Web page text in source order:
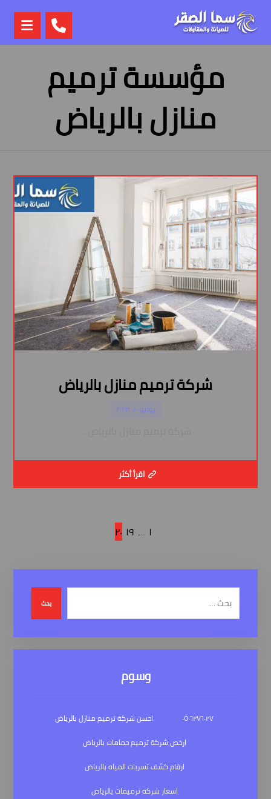
مؤسسة ترميم
منازل بالرياض
شركة ترميم منازل بالرياض
يوليو ١٠, ٢٠٢٣
اقرأ أكثر
١ … ١٩ ٢٠
بحث
وسوم
٠٥٠٦٢٧٦٠٢٧
احسن شركة ترميم منازل بالرياض
ارخص شركة ترميم حمامات بالرياض
ارقام كشف تسربات المياه بالرياض
اسعار شركة ترميمات بالرياض